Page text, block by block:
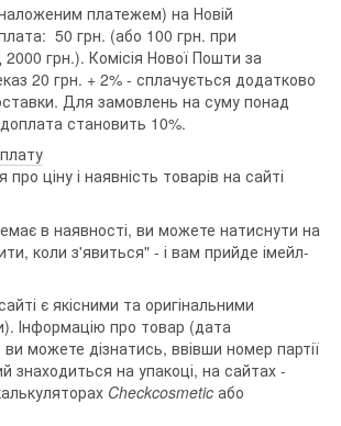
платежем) на Новій
50 грн. (або 100 грн. при
2000 грн.). Комісія Нової Пошти за
20 грн. + 2% - сплачується додатково
Для замовлень на суму понад
становить 10%.
ціну і наявність товарів на сайті
в наявності, ви можете натиснути на
коли з'явиться" - і вам прийде імейл-
є якісними та оригінальними
Інформацію про товар (дата
можете дізнатись, ввівши номер партії
знаходиться на упакоці, на сайтах -
Checkcosmetic або